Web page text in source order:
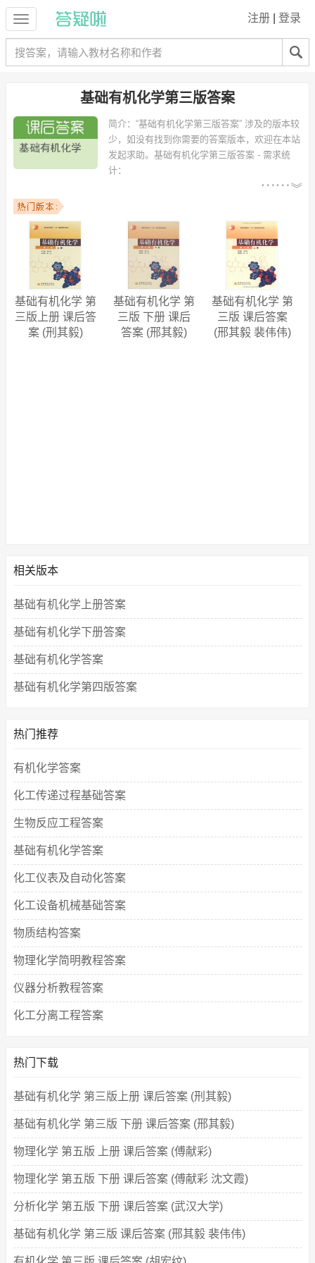
注册 登录
基础有机化学第三版答案
简介： “基础有机化学第三版答案” 涉及的版本较
少，如没有找到你需要的答案版本，欢迎在本站
发起求助。 基础有机化学第三版答案 - 需求统
计：
：应用化学、高分子材料与
工程、材料化学、生物工程、制药工程、化学（师范）、土木工程、化
学工程与工艺、电气工程及其自动化、中药资源与开发 等专业。
以下学校的同学下载过
基础有机化学第三版答案
：湘潭大学、浙江大
学、陕西师范大学、湖南工程学院、中南民族大学、吉林大学、河北大
学、河南工业大学、广西大学、同济大学 等。
基础有机化学 第
三版上册 课后答
案 (刑其毅)
基础有机化学 第
三版 下册 课后
答案 (邢其毅)
基础有机化学 第
三版 课后答案
(邢其毅 裴伟伟)
相关版本
基础有机化学上册答案
基础有机化学下册答案
基础有机化学答案
基础有机化学第四版答案
热门推荐
有机化学答案
化工传递过程基础答案
生物反应工程答案
基础有机化学答案
化工仪表及自动化答案
化工设备机械基础答案
物质结构答案
物理化学简明教程答案
仪器分析教程答案
化工分离工程答案
热门下载
基础有机化学 第三版上册 课后答案 (刑其毅)
基础有机化学 第三版 下册 课后答案 (邢其毅)
物理化学 第五版 上册 课后答案 (傅献彩)
物理化学 第五版 下册 课后答案 (傅献彩 沈文霞)
分析化学 第五版 下册 课后答案 (武汉大学)
基础有机化学 第三版 课后答案 (邢其毅 裴伟伟)